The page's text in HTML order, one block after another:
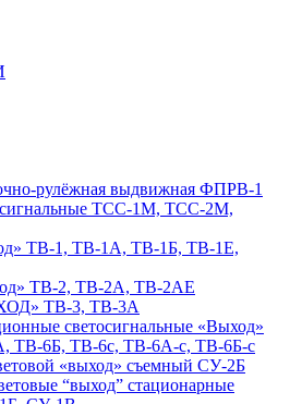
рулёжная выдвижная ФПРВ-1
ТСС-1М, ТСС-2М,
ТВ-1, ТВ-1А, ТВ-1Б, ТВ-1Е,
ТВ-2, ТВ-2А, ТВ-2АЕ
ТВ-3, ТВ-3А
светосигнальные «Выход»
ТВ-6Б, ТВ-6с, ТВ-6А-с, ТВ-6Б-с
«выход» съемный СУ-2Б
“выход” стационарные